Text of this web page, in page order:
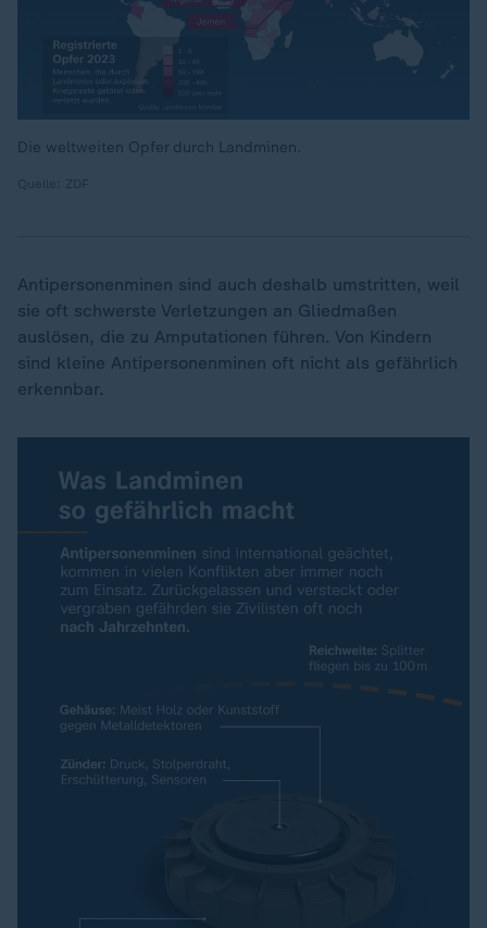
Die weltweiten Opfer durch Landminen.
Antipersonenminen sind auch deshalb umstritten, weil
sie oft schwerste Verletzungen an Gliedmaßen
auslösen, die zu Amputationen führen. Von Kindern
sind kleine Antipersonenminen oft nicht als gefährlich
erkennbar.